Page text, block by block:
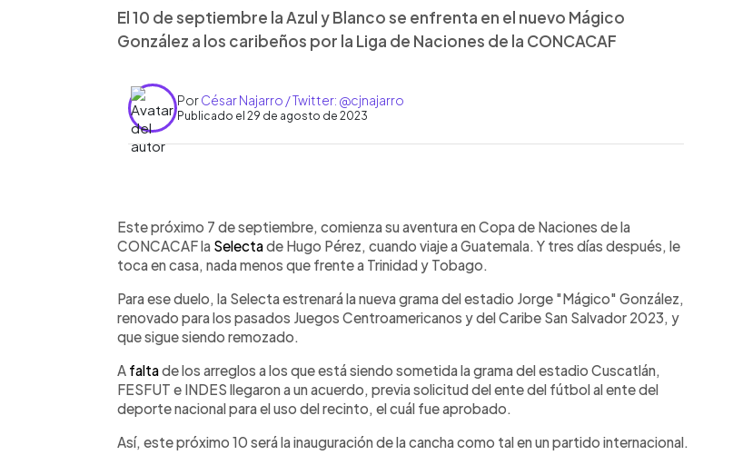
El 10 de septiembre la Azul y Blanco se enfrenta en el nuevo Mágico
González a los caribeños por la Liga de Naciones de la CONCACAF
PorCésar Najarro / Twitter: @cjnajarro
Publicado el 29 de agosto de 2023
► Escuchar artículo
Este próximo 7 de septiembre, comienza su aventura en Copa de Naciones de la
CONCACAF la Selectade Hugo Pérez, cuando viaje a Guatemala. Y tres días después, le
toca en casa, nada menos que frente a Trinidad y Tobago.
Para ese duelo, la Selecta estrenará la nueva grama del estadio Jorge "Mágico" González,
renovado para los pasados Juegos Centroamericanos y del Caribe San Salvador 2023, y
que sigue siendo remozado.
A faltade los arreglos a los que está siendo sometida la grama del estadio Cuscatlán,
FESFUT e INDES llegaron a un acuerdo, previa solicitud del ente del fútbol al ente del
deporte nacional para el uso del recinto, el cuál fue aprobado.
Así, este próximo 10 será la inauguración de la cancha como tal en un partido internacional.